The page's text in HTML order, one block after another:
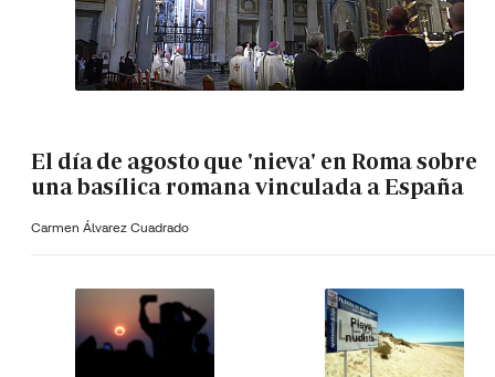
El día de agosto que 'nieva' en Roma sobre
una basílica romana vinculada a España
Carmen Álvarez Cuadrado